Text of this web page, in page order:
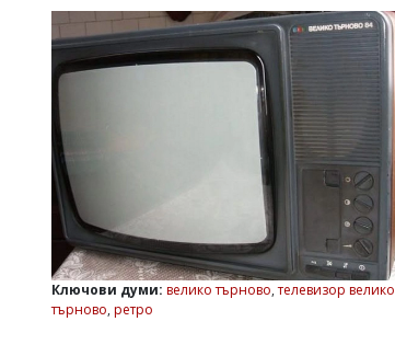
РАЗСЛЕДВАНЕ
БИЗНЕС
Управители:
Веселин
Василев,
v.vasilev@flagman.bg
Касабова,
k.kassabova@flagman.bg
Ключови думи: велико търново,телевизор велико
търново, ретро